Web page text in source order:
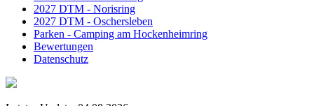
2027 DTM - Norisring
2027 DTM - Oschersleben
Parken - Camping am Hockenheimring
Bewertungen
Datenschutz